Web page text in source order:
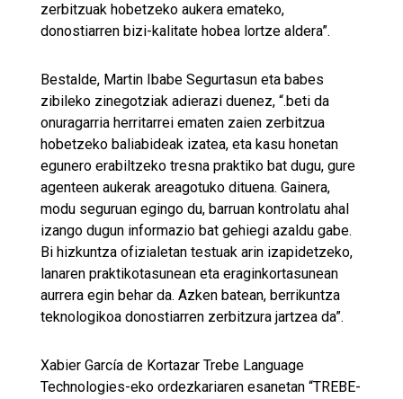
zerbitzuak hobetzeko aukera emateko,
donostiarren bizi-kalitate hobea lortze aldera”.
Bestalde, Martin Ibabe Segurtasun eta babes
zibileko zinegotziak adierazi duenez, “.beti da
onuragarria herritarrei ematen zaien zerbitzua
hobetzeko baliabideak izatea, eta kasu honetan
egunero erabiltzeko tresna praktiko bat dugu, gure
agenteen aukerak areagotuko dituena. Gainera,
modu seguruan egingo du, barruan kontrolatu ahal
izango dugun informazio bat gehiegi azaldu gabe.
Bi hizkuntza ofizialetan testuak arin izapidetzeko,
lanaren praktikotasunean eta eraginkortasunean
aurrera egin behar da. Azken batean, berrikuntza
teknologikoa donostiarren zerbitzura jartzea da”.
Xabier García de Kortazar Trebe Language
Technologies-eko ordezkariaren esanetan “TREBE-